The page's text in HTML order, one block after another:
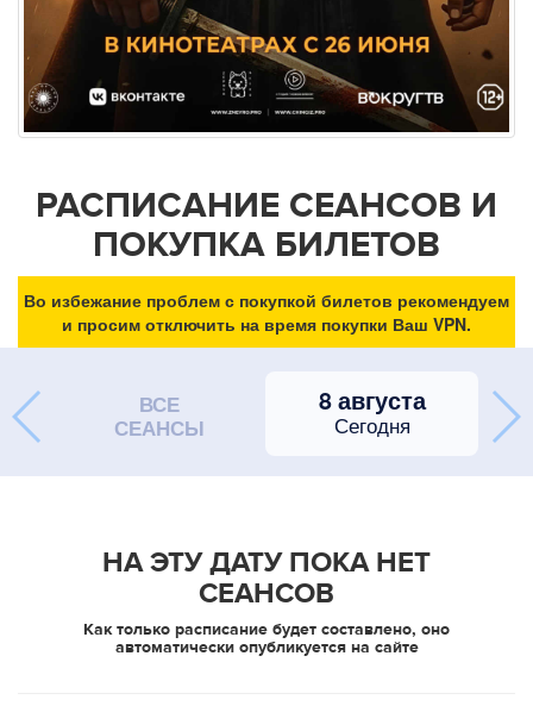
РАСПИСАНИЕ СЕАНСОВ И
ПОКУПКА БИЛЕТОВ
Во избежание проблем с покупкой билетов рекомендуем
и просим отключить на время покупки Ваш VPN.
ВСЕ
СЕАНСЫ
8 августа
Сегодня
НА ЭТУ ДАТУ ПОКА НЕТ
СЕАНСОВ
Как только расписание будет составлено, оно
автоматически опубликуется на сайте